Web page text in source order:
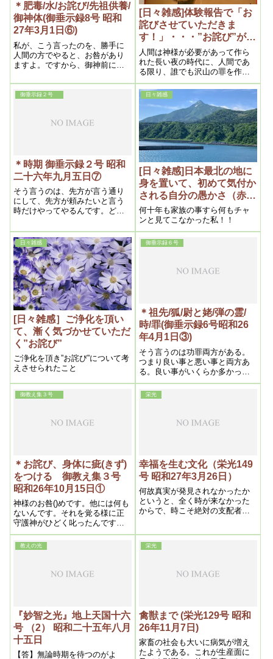
＊肥毒/水/お詫び/先祖供養/
御神体(御垂示録8号 昭和
27年3月1日⑥)
私が、こう言ったのを、勝手に
人間の方でやると、お咎があり
ますよ。ですから、御神前に置
良い。それで、背そむいた事を
本人に良く言って、光明如来様
[日々雑感]体験報告で「お
詫びさせていただきま
す！」・・・”お詫び”がわ
かっていなかった私
人間は神様が必要があって作ら
れた長い夜の時代に、人間であ
る限り、誰でも沢山の罪を作り
続け、人間はみな、ビックリす
るぐらい罪が堆積しているわけ
だから、誰が悪い彼が悪いとい
った所で所詮、皆んな罪深いこ
とに間違い無いので、気づいた
者からまず、ずっとお待ちのメ
シヤ様にお詫びさせていただか
なくてはいけないと思いまし
た。
御垂示録２号
＊時期 御垂示録２号 昭和
二十六年九月五日⑦
そう言うのは、先方が言う通り
にして、先方が頼みたいと言う
時だけやってやるんです。どう
ない。早いんだね。
日々雑感
[日々雑感]日本最北の地に
身を置いて、初めて気付か
される自分の愚かさ（赤
面）
何十年も家族の事すら何もチャ
ンと見てこなかった私！！
日々雑感
[日々雑感］ご浄化を頂い
て、漸く気づかせていただ
く”お詫び”
ご浄化を頂き”お詫び”について考
えさせられたこと
御垂示録６号
＊祖先/狐/尉と姥/弾の霊/
時/罪(御垂示録6号昭和26
年4月1日③)
そう言うのは功罪両方がある。
つまり良い事と悪い事と両方あ
る。良い事がいくらか多かった
為助かった。罪の方よりも良い
方が多かったから
御教え集３号
＊お詫び、身体に疵(きず)
をつける 御教え集３号
昭和26年10月15日①
神様のお咎()めです。他には何も
ないんです。それを覚る様に正
守護神がひどく叱ったんです。
お詫びすれば治ります。つま
り、神様の言う事を守らなかっ
たからです。それを心から悔い
っていきます
栄光
幸福を生む文化（栄光149
号 昭和27年3月26日）
何故真実が発見されなかったか
というと、全く時が来なかった
からで、時こそ絶対の支配者で
れたのであるから、叡智でも分
教えの光
『妙智之光』地上天国十六
号 （2） 昭和二十五年八月
十五日
【答】無論時期を待つのがよ
栄光
禽獣まで (栄光129号 昭和
26年11月7日)
家畜の社会も大いに病気が増え
たようである。これが生産面に